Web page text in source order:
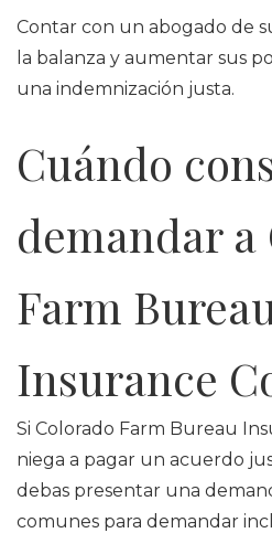
Contar con un abogado de
la balanza y aumentar sus
una indemnización justa.
Cuándo
demandar a
Farm
Insurance
Si Colorado Farm Bureau
niega a pagar un acuerdo
debas presentar una
comunes para demandar